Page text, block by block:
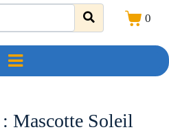
0
Mascotte Soleil